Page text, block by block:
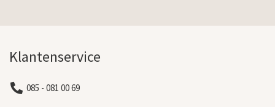
Klantenservice
085 - 081 00 69